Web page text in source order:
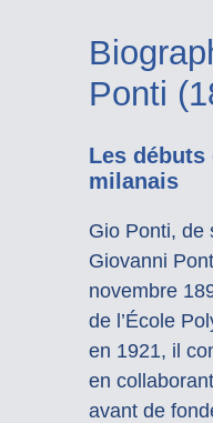
Ponti
Les débuts
milanais
Gio Ponti, de
Giovanni
novembre
de l’École
en 1921, il
en
avant de